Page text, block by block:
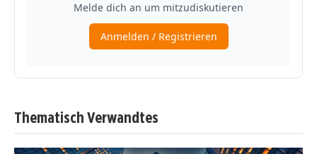
Thematisch Verwandtes